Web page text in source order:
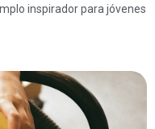
inspirador para jóvenes